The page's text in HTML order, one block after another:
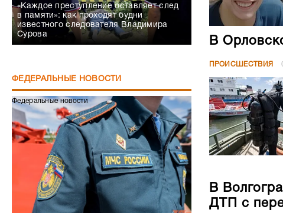
«Каждое преступление оставляет след
в памяти»: как проходят будни
известного следователя Владимира
Сурова
ФЕДЕРАЛЬНЫЕ НОВОСТИ
Федеральные новости
В
ПРОИСШЕСТВИЯ
В
ДТП с